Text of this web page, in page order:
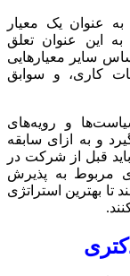
عنوان یک معیار
این عنوان تعلق
سایر معیارهایی
کاری، و سوابق
و رویه‌های
و به ازای سابقه
قبل از شرکت در
مربوط به پذیرش
تا بهترین استراتژی